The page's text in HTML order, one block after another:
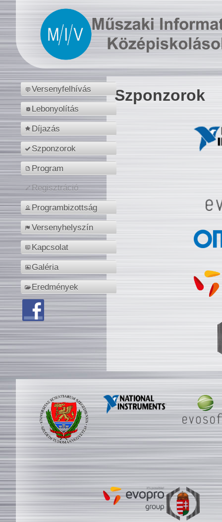
Versenyfelhívás
Lebonyolítás
Díjazás
Szponzorok
Program
Regisztráció
Programbizottság
Versenyhelyszín
Kapcsolat
Galéria
Eredmények
Szponzorok